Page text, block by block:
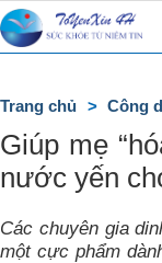
Trang
chủ
DANH
MỤC
Trang chủ Công
Giúp mẹ
nước yến
Các chuyên gia
một cực phẩm